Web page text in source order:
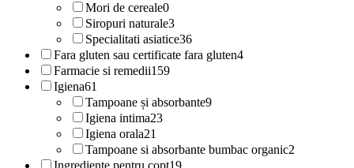
Mori de cereale0
Siropuri naturale3
Specialitati asiatice36
Fara gluten sau certificate fara gluten4
Farmacie si remedii159
Igiena61
Tampoane și absorbante9
Igiena intima23
Igiena orala21
Tampoane si absorbante bumbac organic2